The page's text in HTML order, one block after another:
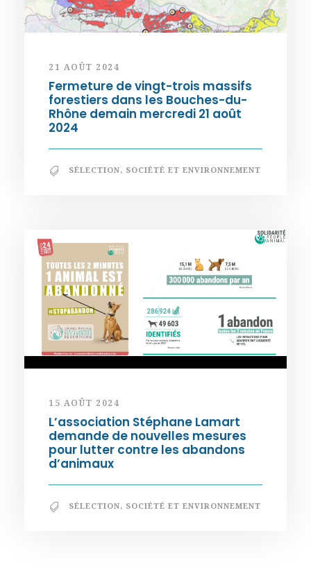
21 AOÛT 2024
Fermeture de vingt-trois massifs
forestiers dans les Bouches-du-
Rhône demain mercredi 21 août
2024
SÉLECTION, SOCIÉTÉ ET ENVIRONNEMENT
15 AOÛT 2024
L’association Stéphane Lamart
demande de nouvelles mesures
pour lutter contre les abandons
d’animaux
SÉLECTION, SOCIÉTÉ ET ENVIRONNEMENT